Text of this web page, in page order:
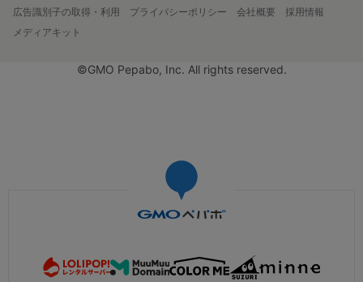
広告識別子の取得・利用
プライバシーポリシー 会社概要
採用情報
メディアキット
©GMO Pepabo, Inc. All rights reserved.